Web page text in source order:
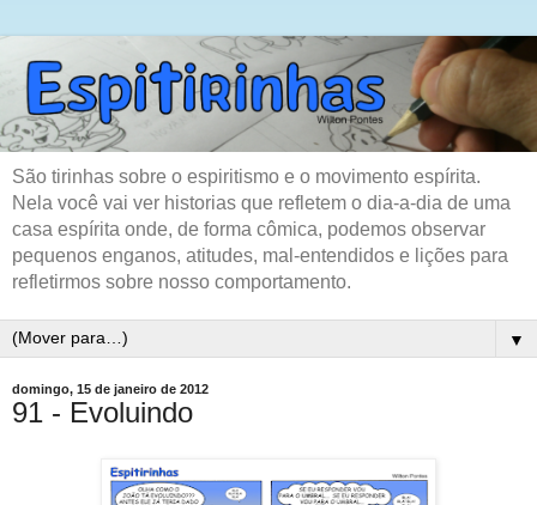
São tirinhas sobre o espiritismo e o movimento espírita.
Nela você vai ver historias que refletem o dia-a-dia de uma
casa espírita onde, de forma cômica, podemos observar
pequenos enganos, atitudes, mal-entendidos e lições para
refletirmos sobre nosso comportamento.
▼
domingo, 15 de janeiro de 2012
91 - Evoluindo